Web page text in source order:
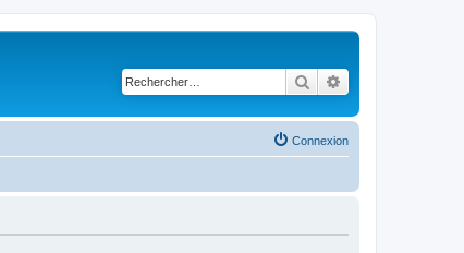
Rechercher
Connexion